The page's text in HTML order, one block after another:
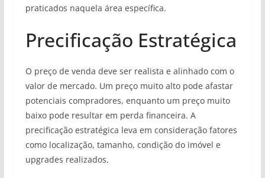
praticados naquela área específica.
Precificação Estratégica
O preço de venda deve ser realista e alinhado com o
valor de mercado. Um preço muito alto pode afastar
potenciais compradores, enquanto um preço muito
baixo pode resultar em perda financeira. A
precificação estratégica leva em consideração fatores
como localização, tamanho, condição do imóvel e
upgrades realizados.